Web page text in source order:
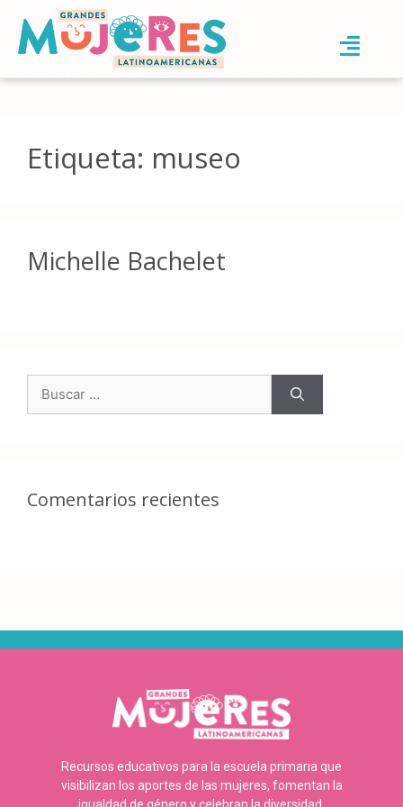
Etiqueta: museo
Michelle Bachelet
Comentarios recientes
Recursos educativos para la escuela primaria que
visibilizan los aportes de las mujeres, fomentan la
igualdad de género y celebran la diversidad.